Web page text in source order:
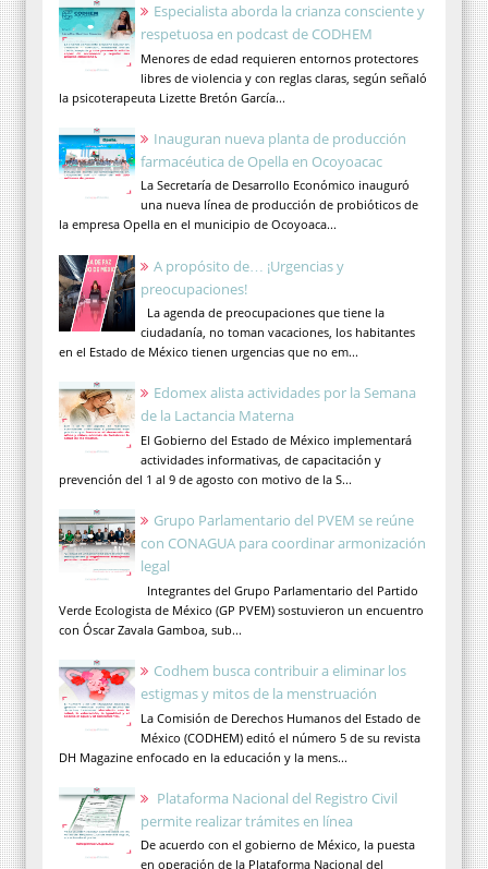
Especialista aborda la crianza consciente y
respetuosa en podcast de CODHEM
Menores de edad requieren entornos protectores
libres de violencia y con reglas claras, según señaló
la psicoterapeuta Lizette Bretón García...
Inauguran nueva planta de producción
farmacéutica de Opella en Ocoyoacac
La Secretaría de Desarrollo Económico inauguró
una nueva línea de producción de probióticos de
la empresa Opella en el municipio de Ocoyoaca...
A propósito de… ¡Urgencias y
preocupaciones!
La agenda de preocupaciones que tiene la
ciudadanía, no toman vacaciones, los habitantes
en el Estado de México tienen urgencias que no em...
Edomex alista actividades por la Semana
de la Lactancia Materna
El Gobierno del Estado de México implementará
actividades informativas, de capacitación y
prevención del 1 al 9 de agosto con motivo de la S...
Grupo Parlamentario del PVEM se reúne
con CONAGUA para coordinar armonización
legal
Integrantes del Grupo Parlamentario del Partido
Verde Ecologista de México (GP PVEM) sostuvieron un encuentro
con Óscar Zavala Gamboa, sub...
Codhem busca contribuir a eliminar los
estigmas y mitos de la menstruación
La Comisión de Derechos Humanos del Estado de
México (CODHEM) editó el número 5 de su revista
DH Magazine enfocado en la educación y la mens...
Plataforma Nacional del Registro Civil
permite realizar trámites en línea
De acuerdo con el gobierno de México, la puesta
en operación de la Plataforma Nacional del